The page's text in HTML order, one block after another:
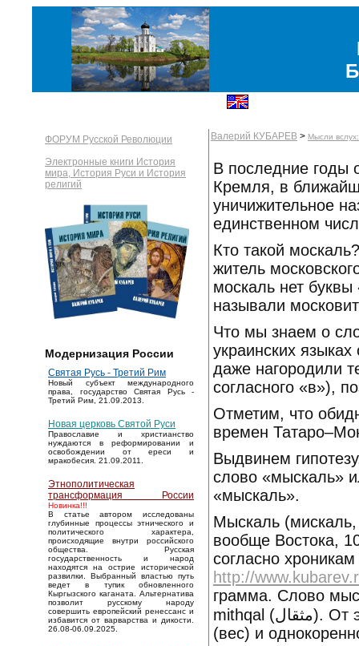
ФОРУМ Русской Революции
Электронные книги История
мира, История Руси и История
религий
Модернизация России
Святая Русь - Третий Рим
Новый субъект международного
права, государство Святая Русь -
Третий Рим, 21.09.2013.
Новая церковь Святой Руси
Православие и христианство
нуждаются в реформировании и
освобождении от ереси и
мракобесия. 21.09.2011.
Этнополитическая
трансформация России
Новинка!!!
В статье автором исследованы
глубинные процессы этнического и
политического характера,
происходящие внутри российского
общества. Русская
государственность и народ
находятся на острие исторической
развилки. Выбранный властью путь
ведет в тупик обновленного
Кыргызского каганата. Альтернатива
позволит русскому народу
совершить европейский ренессанс и
избавится от варварства и дикости.
26.08-06.09.2025.
Валерий КУБАРЕВ > Мысли
В последние годы
Кремля, в
уничижительное
единственном
Кто такой
житель
москаль нет
называли
Что мы знаем о
украинских
даже нагородили
согласного «в»),
Отметим, что
времен
Выдвинем
слово «мыскаль»
«мыскаль».
Мыскаль
вообще Востока,
согласно
http://
грамма. Слово
mithqal (مثقال). От этого арабского слова возникло еврейское мишкаль
(вес) и